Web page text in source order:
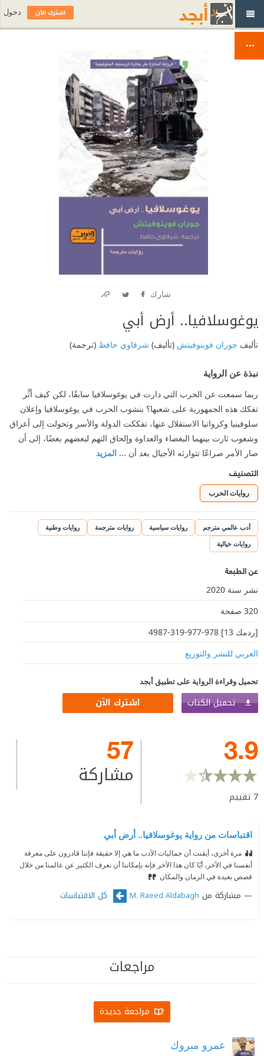
شارك
يوغوسلافيا.. أرض أبي
تأليف جوران فوينوفيتش (تأليف) شرقاوي حافظ (ترجمة)
نبذة عن الرواية
ربما سمعت عن الحرب التي دارت في يوغوسلافيا سابقًا، لكن كيف أثَّر
تفكك هذه الجمهورية على شعبها؟ بنشوب الحرب في يوغوسلافيا وإعلان
سلوفينيا وكرواتيا الاستقلال عنها، تفككت الدولة والأسر وتحولت إلى أعراق
وشعوب ثارت بينهما البغضاء والعداوة وإلحاق التهم لبعضهم بعضًا، إلى أن
صار الأمر صراعًا تتوارثه الأجيال بعد أن ... المزيد
التصنيف
روايات الحرب
أدب عالمي مترجم روايات سياسية روايات مترجمة
روايات وطنية
روايات خيالية
عن الطبعة
نشر سنة 2020
320 صفحة
[ردمك 13] 978-977-319-4987
العربي للنشر والتوزيع
تحميل وقراءة الرواية على تطبيق أبجد
تحميل الكتاب اشترك الآن
3.9
7 تقييم
57
مشاركة
اقتباسات من رواية يوغوسلافيا.. أرض أبي
مرة أخرى، أيقنت أن جماليات الأدب ما هي إلا حقيقة فإننا قادرون على معرفة
أنفسنا في الآخر، أيًا كان هذا الآخر فإنه بإمكاننا أن نعرف الكثير عن عالمنا من خلال
قصص بعيدة في الزمان والمكان
مشاركة من M. Raeed Aldabagh كل الاقتباسات
مراجعات
مراجعة جديدة
عمرو مبروك
اشترك الآن دخول